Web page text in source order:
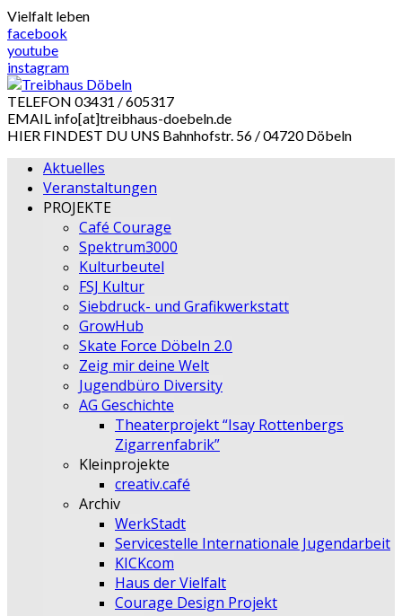
Skip
to
content
Vielfalt leben
facebook
youtube
instagram
TELEFON 03431 / 605317
EMAIL info[at]treibhaus-doebeln.de
HIER FINDEST DU UNS Bahnhofstr. 56 / 04720 Döbeln
Aktuelles
Veranstaltungen
PROJEKTE
Café Courage
Spektrum3000
Kulturbeutel
FSJ Kultur
Siebdruck- und Grafikwerkstatt
GrowHub
Skate Force Döbeln 2.0
Zeig mir deine Welt
Jugendbüro Diversity
AG Geschichte
Theaterprojekt “Isay Rottenbergs
Zigarrenfabrik”
Kleinprojekte
creativ.café
Archiv
WerkStadt
Servicestelle Internationale Jugendarbeit
KICKcom
Haus der Vielfalt
Courage Design Projekt